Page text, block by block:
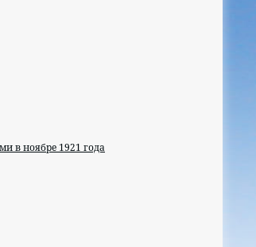
в ноябре 1921 года